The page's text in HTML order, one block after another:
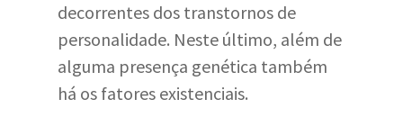
decorrentes dos transtornos de
personalidade. Neste último, além de
alguma presença genética também
há os fatores existenciais.